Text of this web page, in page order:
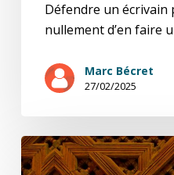
Défendre un écrivain
nullement d’en faire
Marc Bécret
27/02/2025
Un
cri